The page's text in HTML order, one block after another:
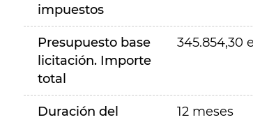
impuestos
Presupuesto base
licitación. Importe
total
345.854,30
Duración del 12 meses